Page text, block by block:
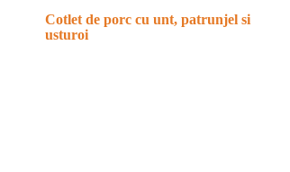
Cotlet de porc cu unt, patrunjel si
usturoi